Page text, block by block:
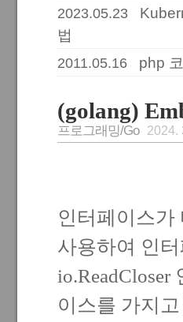
2023.05.23
법
2011.05.16 php
(golang)
프로그래밍/Go 2024.
인터페이스가
사용하여 인
io.ReadCloser
이스를 가지